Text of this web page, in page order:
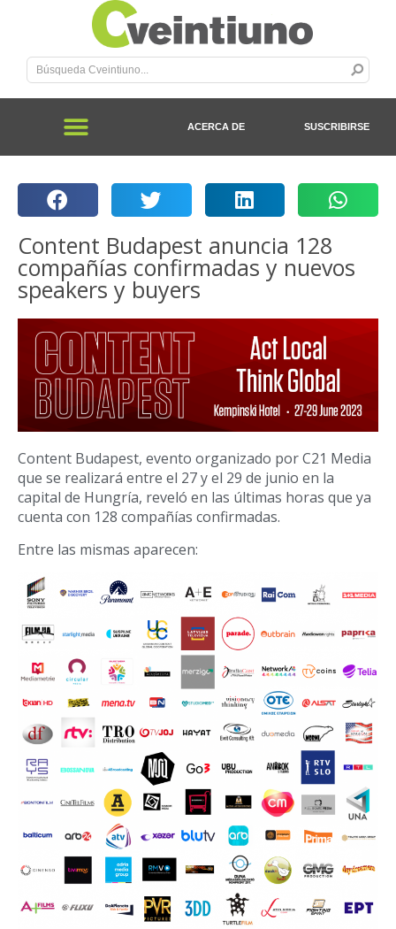
ACERCA DE SUSCRIBIRSE
Content Budapest anuncia 128
compañías confirmadas y nuevos
speakers y buyers
Content Budapest, evento organizado por C21 Media
que se realizará entre el 27 y el 29 de junio en la
capital de Hungría, reveló en las últimas horas que ya
cuenta con 128 compañías confirmadas.
Entre las mismas aparecen: